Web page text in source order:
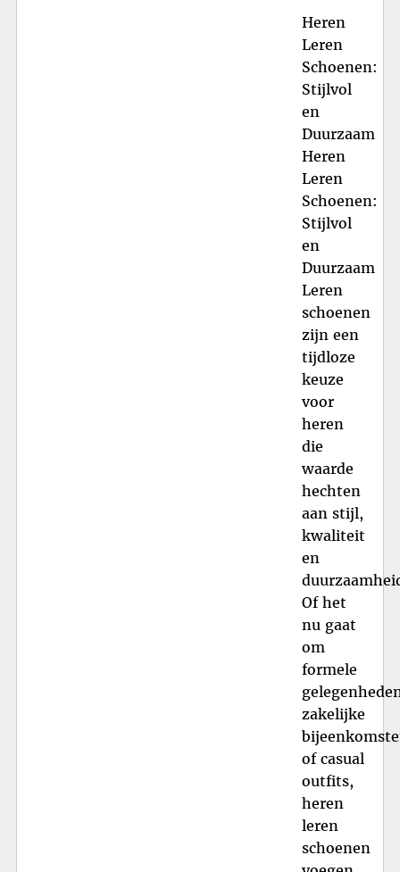
Heren
Leren
Schoenen:
Stijlvol
en
Duurzaam
Heren
Leren
Schoenen:
Stijlvol
en
Duurzaam
Leren
schoenen
zijn een
tijdloze
keuze
voor
heren
die
waarde
hechten
aan stijl,
kwaliteit
en
Of het
nu gaat
om
formele
zakelijke
of casual
outfits,
heren
leren
schoenen